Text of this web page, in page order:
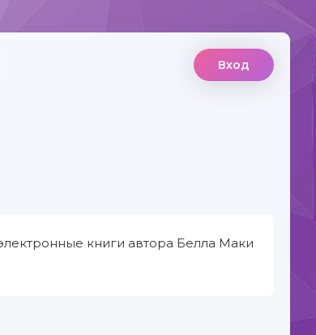
Вход
книги автора Белла Маки